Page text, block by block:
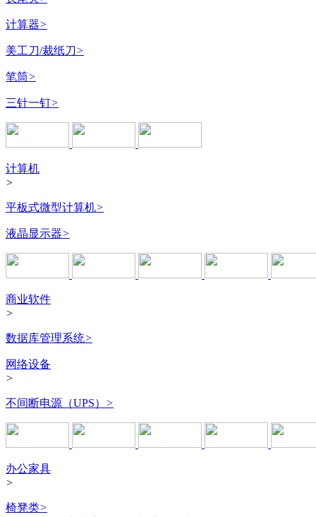
计算器>
美工刀/裁纸刀>
笔筒>
三针一钉>
计算机
>
平板式微型计算机>
液晶显示器>
商业软件
>
数据库管理系统>
网络设备
>
不间断电源（UPS） >
办公家具
>
椅凳类>